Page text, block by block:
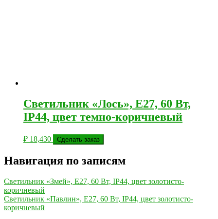
Светильник «Лось», E27, 60 Вт,
IP44, цвет темно-коричневый
₽ 18,430 Сделать заказ
Навигация по записям
Светильник «Змей», E27, 60 Вт, IP44, цвет золотисто-
коричневый
Светильник «Павлин», E27, 60 Вт, IP44, цвет золотисто-
коричневый